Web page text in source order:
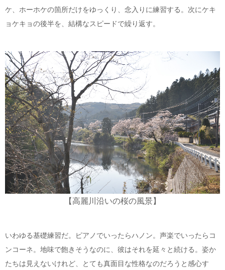
ケ、ホーホケの箇所だけをゆっくり、念入りに練習する。次にケキ
ョケキョの後半を、結構なスピードで繰り返す。
【高麗川沿いの桜の風景】
いわゆる基礎練習だ。ピアノでいったらハノン。声楽でいったらコ
ンコーネ。地味で飽きそうなのに、彼はそれを延々と続ける。姿か
たちは見えないけれど、とても真面目な性格なのだろうと感心す